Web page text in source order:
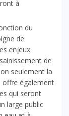
à
du
de
enjeux
de
seulement la
offre également
qui seront
large public